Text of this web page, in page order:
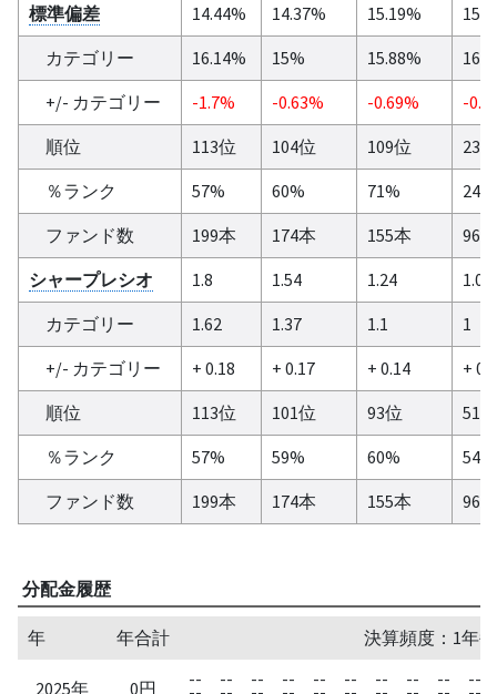
標準偏差
14.44% 14.37% 15.19%
カテゴリー
16.14% 15% 15.88%
+/- カテゴリー
-1.7% -0.63% -0.69%
-
順位
113位 104位 109位
23位
％ランク
57% 60% 71%
24%
ファンド数
199本 174本 155本
96本
シャープレシオ
1.8 1.54 1.24
1.09
カテゴリー
1.62 1.37 1.1
1
+/- カテゴリー
+ 0.18 + 0.17 + 0.14
+
順位
113位 101位 93位
51位
％ランク
57% 59% 60%
54%
ファンド数
199本 174本 155本 96本
分配金履歴
年 年合計 決算頻度：1年
2025年 0円 -- -- -- -- -- -- -- -- -- --